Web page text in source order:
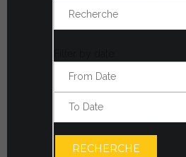
RECHERCHE